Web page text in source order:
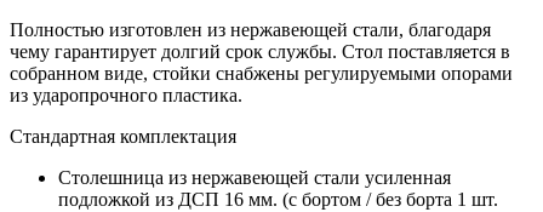
Полностью изготовлен из нержавеющей стали, благодаря
чему гарантирует долгий срок службы. Стол поставляется в
собранном виде, стойки снабжены регулируемыми опорами
из ударопрочного пластика.
Стандартная комплектация
Столешница из нержавеющей стали усиленная
подложкой из ДСП 16 мм. (с бортом / без борта 1 шт.